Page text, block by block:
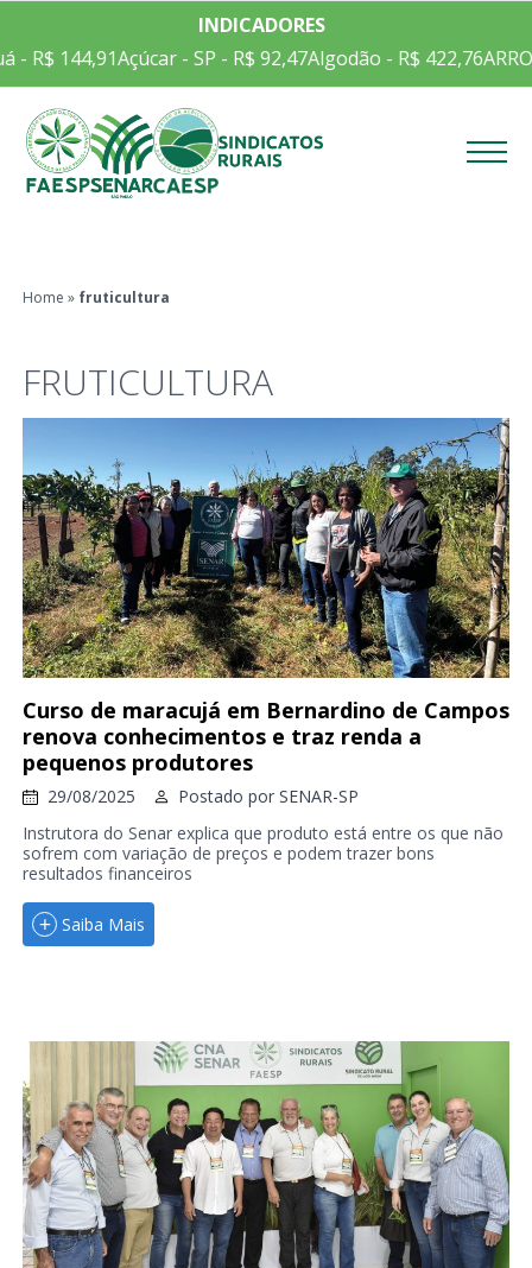
INDICADORES
144,91Açúcar - SP - R$ 92,47Algodão - R$ 422,76ARROZ
Home » fruticultura
FRUTICULTURA
Curso de maracujá em Bernardino de Campos
renova conhecimentos e traz renda a
pequenos produtores
29/08/2025 Postado por SENAR-SP
Instrutora do Senar explica que produto está entre os que não
sofrem com variação de preços e podem trazer bons
resultados financeiros
Saiba Mais